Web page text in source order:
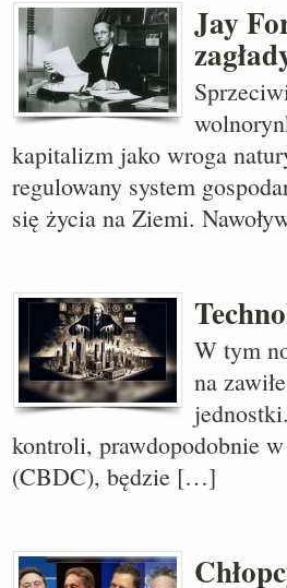
Jay
kapitalizm jako wroga
regulowany system
się życia na Ziemi.
W tym
na
kontroli, prawdopodobnie
(CBDC), będzie […]